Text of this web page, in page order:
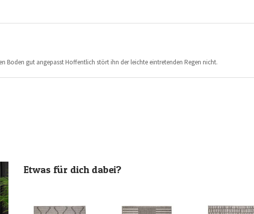
Boden gut angepasst Hoffentlich stört ihn der leichte eintretenden Regen nicht.
Etwas für dich dabei?